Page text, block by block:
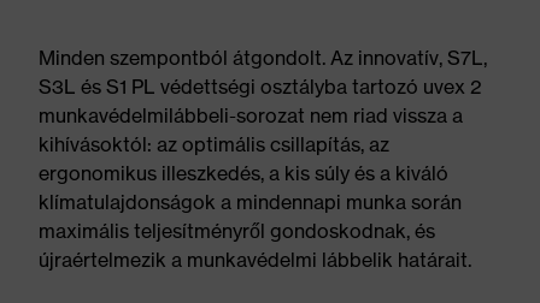
Minden szempontból átgondolt. Az innovatív, S7L,
S3L és S1 PL védettségi osztályba tartozó uvex 2
munkavédelmilábbeli-sorozat nem riad vissza a
kihívásoktól: az optimális csillapítás, az
ergonomikus illeszkedés, a kis súly és a kiváló
klímatulajdonságok a mindennapi munka során
maximális teljesítményről gondoskodnak, és
újraértelmezik a munkavédelmi lábbelik határait.